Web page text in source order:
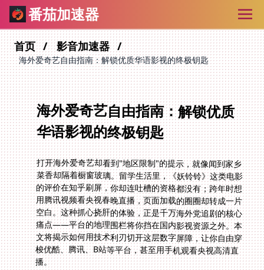
番茄加速器
首页 影音加速器
海外爱奇艺自由指南：解锁优质华语影视的终极钥匙
海外爱奇艺自由指南：解锁优质
华语影视的终极钥匙
打开海外爱奇艺却看到"地区限制"的提示，就像闻到家乡
菜香却隔着橱窗玻璃。留学生活里，《妖铃铃》这类电影
的评价在知乎刷屏，你却连吐槽的资格都没有；跨年时想
用腾讯视频看央视春晚直播，页面加载的圈圈却转成一片
空白。这种抓心挠肝的体验，正是千万海外党追剧的核心
痛点——平台的地理围栏将你挡在国内影视资源之外。本
文将揭示如何用技术利刃切开这层数字屏障，让你自由穿
梭优酷、腾讯、B站等平台，甚至用手机观看央视高清直
播。